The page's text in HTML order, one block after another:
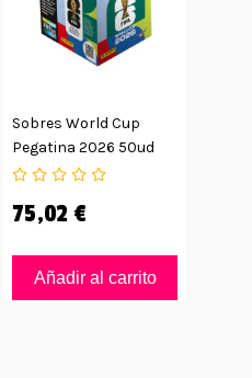
Sobres World Cup
Pegatina 2026 50ud
75,02 €
Añadir al carrito